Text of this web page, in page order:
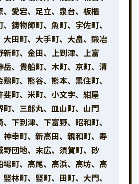
、愛宕、足立、泉台、板櫃
鋳物師町、魚町、宇佐町、
大田町、大手町、大畠、鍛冶
新町、金田、上到津、上富
岳、貴船町、木町、京町、清
町、熊谷、熊本、黒住町、
斐町、米町、小文字、紺屋
町、三郎丸、皿山町、山門
下到津、下富野、昭和町、
神幸町、新高田、親和町、寿
野団地、末広、須賀町、砂
場町、高尾、高浜、高坊、高
林町、竪町、田町、大門、